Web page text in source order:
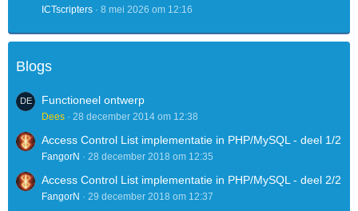
ICTscripters 8 mei 2026 om 12:16
Blogs
Functioneel ontwerp
Dees 28 december 2014 om 12:38
Access Control List implementatie in PHP/MySQL - deel 1/2
FangorN 28 december 2018 om 12:35
Access Control List implementatie in PHP/MySQL - deel 2/2
FangorN 29 december 2018 om 12:37